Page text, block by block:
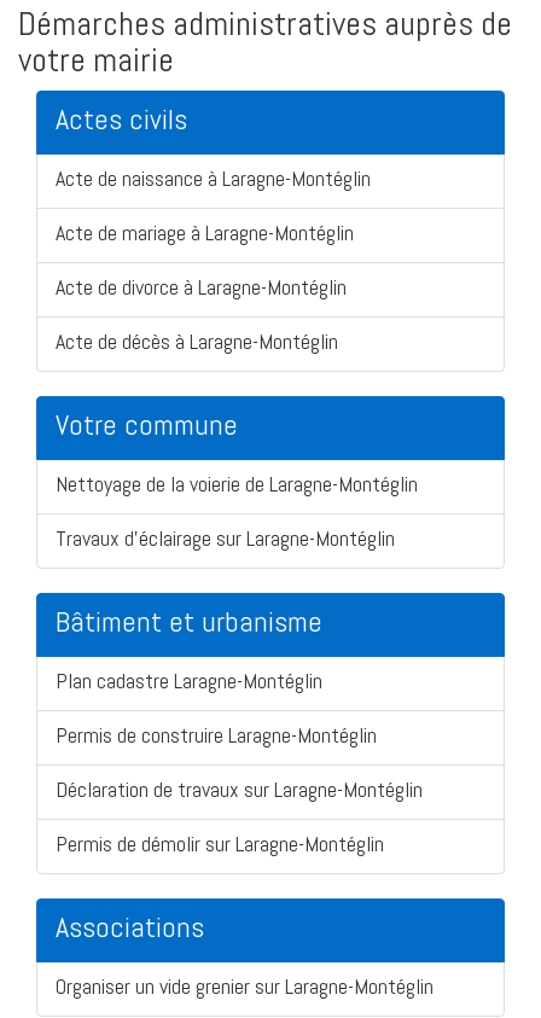
Démarches administratives auprès de
votre mairie
Actes civils
Acte de naissance à Laragne-Montéglin
Acte de mariage à Laragne-Montéglin
Acte de divorce à Laragne-Montéglin
Acte de décès à Laragne-Montéglin
Votre commune
Nettoyage de la voierie de Laragne-Montéglin
Travaux d'éclairage sur Laragne-Montéglin
Bâtiment et urbanisme
Plan cadastre Laragne-Montéglin
Permis de construire Laragne-Montéglin
Déclaration de travaux sur Laragne-Montéglin
Permis de démolir sur Laragne-Montéglin
Associations
Organiser un vide grenier sur Laragne-Montéglin